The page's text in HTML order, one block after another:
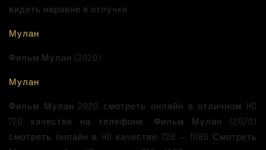
видеть наравне в отлучке.
Мулан
Фильм Мулан (2020)
Мулан
Фильм Мулан 2020 смотреть онлайн в отличном HD
720 качестве на телефоне. Фильм Мулан (2020)
смотреть онлайн в HD качестве 720 — 1080 Смотреть